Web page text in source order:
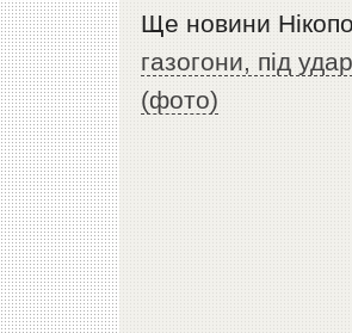
Ще новини
газогони, під
(фото)